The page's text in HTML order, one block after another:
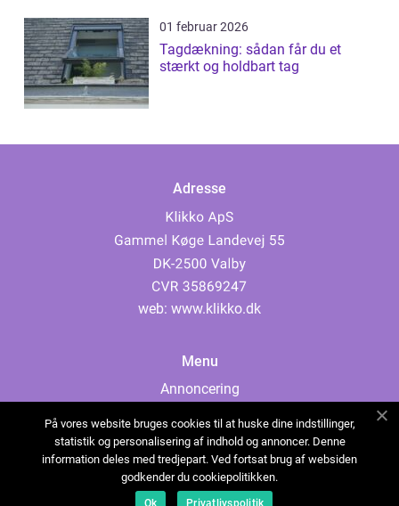
01 februar 2026
Tagdækning: sådan får du et
stærkt og holdbart tag
Adresse
web: www.klikko.dk
Menu
Annoncering
Cookies
Kontakt os
Sitemap
På vores website bruges cookies til at huske dine indstillinger,
statistik og personalisering af indhold og annoncer. Denne
information deles med tredjepart. Ved fortsat brug af websiden
godkender du cookiepolitikken.
Ok Privatlivspolitik